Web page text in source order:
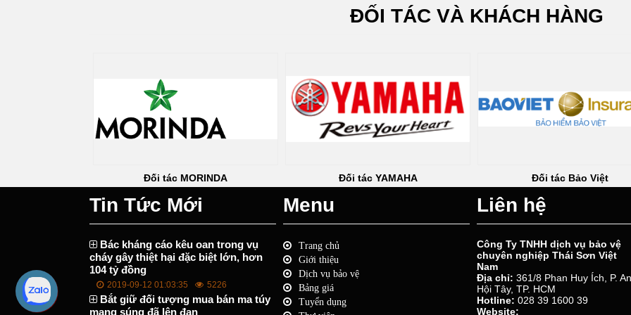
ĐỐI TÁC VÀ KHÁCH HÀNG
Đối tác MORINDA Đối tác YAMAHA Đối tác
Tin Tức Mới
Bác kháng cáo kêu oan trong vụ
cháy gây thiệt hại đặc biệt lớn, hơn
104 tỷ đồng
2019-09-12 01:03:35 5226
Bắt giữ đối tượng mua bán ma túy
mang súng đã lên đạn
Menu
Trang chủ
Giới thiệu
Dịch vụ bảo vệ
Bảng giá
Tuyển dụng
Liên hệ
Công Ty TNHH dịch vụ bảo vệ
chuyên nghiệp Thái Sơn Việt
Nam
Địa chỉ: 361/8 Phan Huy Ích, P. An
Hội Tây, TP. HCM
Hotline: 028 39 1600 39
Website: